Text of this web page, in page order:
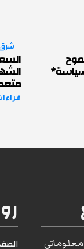
شرق